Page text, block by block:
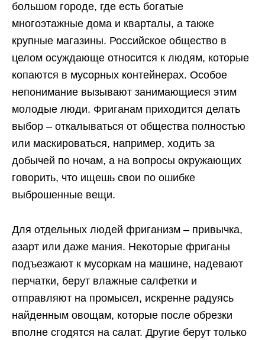
большом городе, где есть богатые
многоэтажные дома и кварталы, а также
крупные магазины. Российское общество в
целом осуждающе относится к людям, которые
копаются в мусорных контейнерах. Особое
непонимание вызывают занимающиеся этим
молодые люди. Фриганам приходится делать
выбор – откалываться от общества полностью
или маскироваться, например, ходить за
добычей по ночам, а на вопросы окружающих
говорить, что ищешь свои по ошибке
выброшенные вещи.
Для отдельных людей фриганизм – привычка,
азарт или даже мания. Некоторые фриганы
подъезжают к мусоркам на машине, надевают
перчатки, берут влажные салфетки и
отправляют на промысел, искренне радуясь
найденным овощам, которые после обрезки
вполне сгодятся на салат. Другие берут только